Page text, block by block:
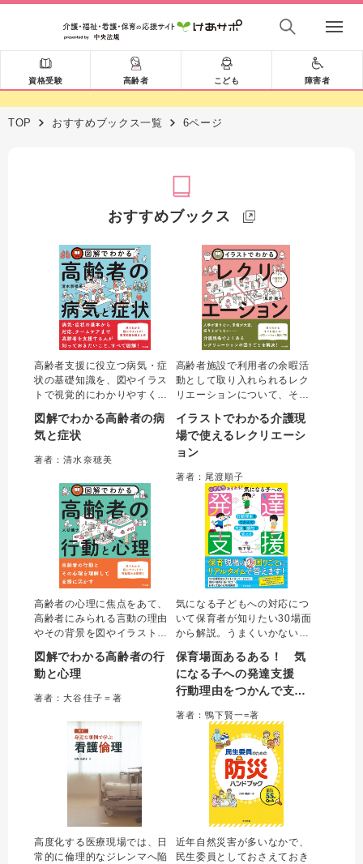
資格受験 高齢者 こども 障害者
TOP おすすめブックス一覧 6ページ
おすすめブックス
高齢者支援に役立つ病気・症
状の基礎知識を、図やイラス
トで視覚的にわかりやすく解
者の体調変化に気づくための
観察やケアのポイント、多職
種連携まで網羅的にまとめ
た。介護職やケアマネジャー
などの専門職をはじめ、介
護・看護学生にもお勧め。
図解でわかる高齢者の病
気と症状
著者：清水奈穂美
高齢者施設で利用者の余暇活
動として取り入れられるレク
リエーションについて、その
をもつ介護職は多く存在す
る。本書はこのような介護職
に向け、レクリエーションに
めの考え方、実際に活用でき
るプログラムを提案。
イラストでわかる介護現
場で使えるレクリエーシ
ョン
著者：尾渡順子
高齢者の心理に焦点をあて、
高齢者にみられる言動の理由
やその背景を図やイラストを
そのものの理解だけでなく、
心理という内面の部分が見え
ジャーなどの専門職が高齢者
本人を理解したかかわりがで
きるようになる一冊。
図解でわかる高齢者の行
動と心理
著者：大谷佳子＝著
気になる子どもへの対応につ
いて保育者が知りたい30場面
から解説。うまくいかない原
景への理解不足からくる間違
った目標設定にある。本書で
は、目標設定を見直して、そ
詳細解説。個別支援計画で使
える記載例も掲載する。
保育場面あるある！ 気
になる子への発達支援
行動理由をつかんで支援
著者：鴨下賢一=著
高度化する医療現場では、日
常的に倫理的なジレンマへ陥
近年自然災害が多いなかで、
民生委員としておさえておき